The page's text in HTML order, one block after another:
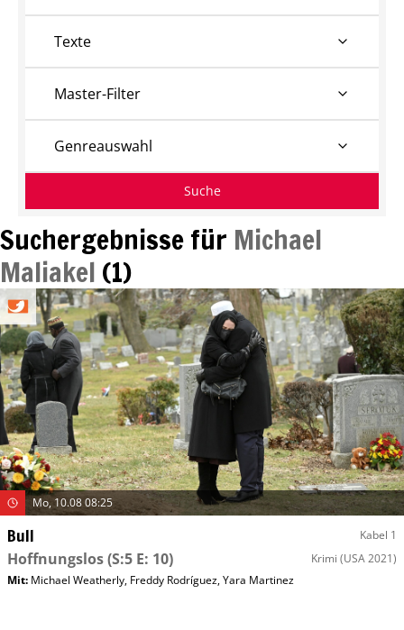
Suchergebnisse für Michael
Maliakel (1)
Mo, 10.08 08:25
Bull Kabel 1
Hoffnungslos(S:5 E: 10) Krimi (USA 2021)
Mit: Michael Weatherly, Freddy Rodríguez,Yara Martinez
Texte
Master-Filter
Genreauswahl
Suche